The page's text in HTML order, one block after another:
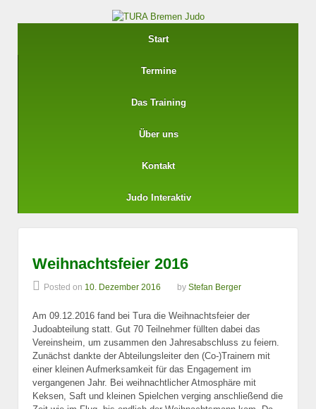
Start
Termine
Das Training
Über uns
Kontakt
Judo Interaktiv
Weihnachtsfeier 2016
Posted on 10. Dezember 2016 by Stefan Berger
Am 09.12.2016 fand bei Tura die Weihnachtsfeier der
Judoabteilung statt. Gut 70 Teilnehmer füllten dabei das
Vereinsheim, um zusammen den Jahresabschluss zu feiern.
Zunächst dankte der Abteilungsleiter den (Co-)Trainern mit
einer kleinen Aufmerksamkeit für das Engagement im
vergangenen Jahr. Bei weihnachtlicher Atmosphäre mit
Keksen, Saft und kleinen Spielchen verging anschließend die